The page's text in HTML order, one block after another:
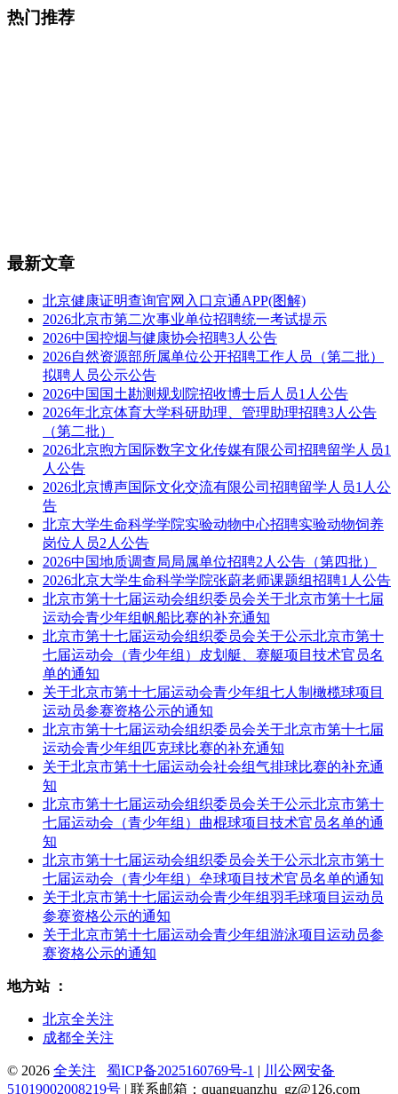
热门推荐
最新文章
北京健康证明查询官网入口京通APP(图解)
2026北京市第二次事业单位招聘统一考试提示
2026中国控烟与健康协会招聘3人公告
2026自然资源部所属单位公开招聘工作人员（第二批）
拟聘人员公示公告
2026中国国土勘测规划院招收博士后人员1人公告
2026年北京体育大学科研助理、管理助理招聘3人公告
（第二批）
2026北京煦方国际数字文化传媒有限公司招聘留学人员1
人公告
2026北京博声国际文化交流有限公司招聘留学人员1人公
告
北京大学生命科学学院实验动物中心招聘实验动物饲养
岗位人员2人公告
2026中国地质调查局局属单位招聘2人公告（第四批）
2026北京大学生命科学学院张蔚老师课题组招聘1人公告
北京市第十七届运动会组织委员会关于北京市第十七届
运动会青少年组帆船比赛的补充通知
北京市第十七届运动会组织委员会关于公示北京市第十
七届运动会（青少年组）皮划艇、赛艇项目技术官员名
单的通知
关于北京市第十七届运动会青少年组七人制橄榄球项目
运动员参赛资格公示的通知
北京市第十七届运动会组织委员会关于北京市第十七届
运动会青少年组匹克球比赛的补充通知
关于北京市第十七届运动会社会组气排球比赛的补充通
知
北京市第十七届运动会组织委员会关于公示北京市第十
七届运动会（青少年组）曲棍球项目技术官员名单的通
知
北京市第十七届运动会组织委员会关于公示北京市第十
七届运动会（青少年组）垒球项目技术官员名单的通知
关于北京市第十七届运动会青少年组羽毛球项目运动员
参赛资格公示的通知
关于北京市第十七届运动会青少年组游泳项目运动员参
赛资格公示的通知
地方站 ：
北京全关注
成都全关注
© 2026 全关注 蜀ICP备2025160769号-1 | 川公网安备
51019002008219号 | 联系邮箱：quanguanzhu_gz@126.com